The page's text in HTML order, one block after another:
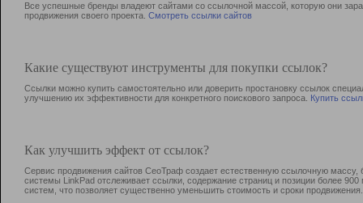
Все успешные бренды владеют сайтами со ссылочной массой, которую они
продвижения своего проекта. Смотреть ссылки сайтов
Какие существуют инструменты для покупки ссылок?
Ссылки можно купить самостоятельно или доверить простановку ссылок
улучшению их эффективности для конкретного поискового запроса. Купить
Как улучшить эффект от ссылок?
Сервис продвижения сайтов СеоТраф создает естественную ссылочную
системы LinkPad отслеживает ссылки, содержание страниц и позиции более
систем, что позволяет существенно уменьшить стоимость и сроки продвижения.